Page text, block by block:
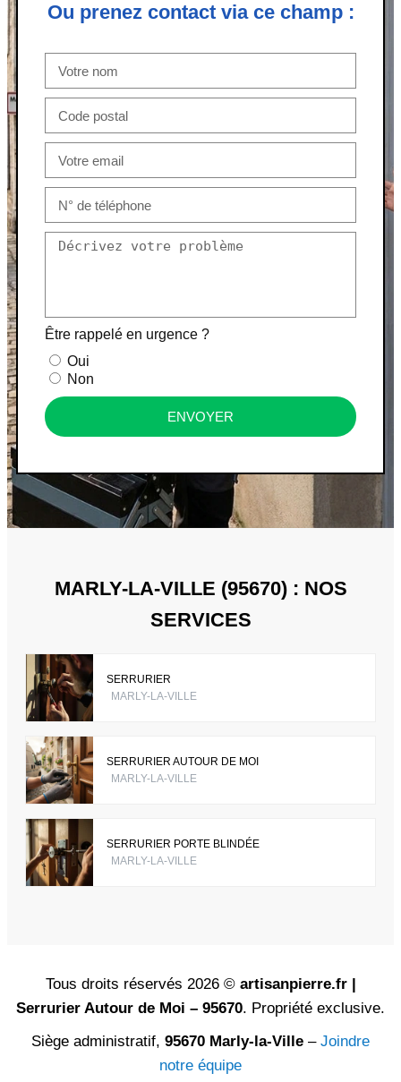
Ou prenez contact via ce champ :
Être rappelé en urgence ?
Oui
Non
ENVOYER
MARLY-LA-VILLE (95670) : NOS
SERVICES
SERRURIER
MARLY-LA-VILLE
SERRURIER AUTOUR DE MOI
MARLY-LA-VILLE
SERRURIER PORTE BLINDÉE
MARLY-LA-VILLE
Tous droits réservés 2026 © artisanpierre.fr |
Serrurier Autour de Moi – 95670. Propriété exclusive.
Siège administratif, 95670 Marly-la-Ville – Joindre
notre équipe